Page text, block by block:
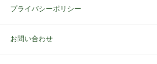
プライバシーポリシー
お問い合わせ